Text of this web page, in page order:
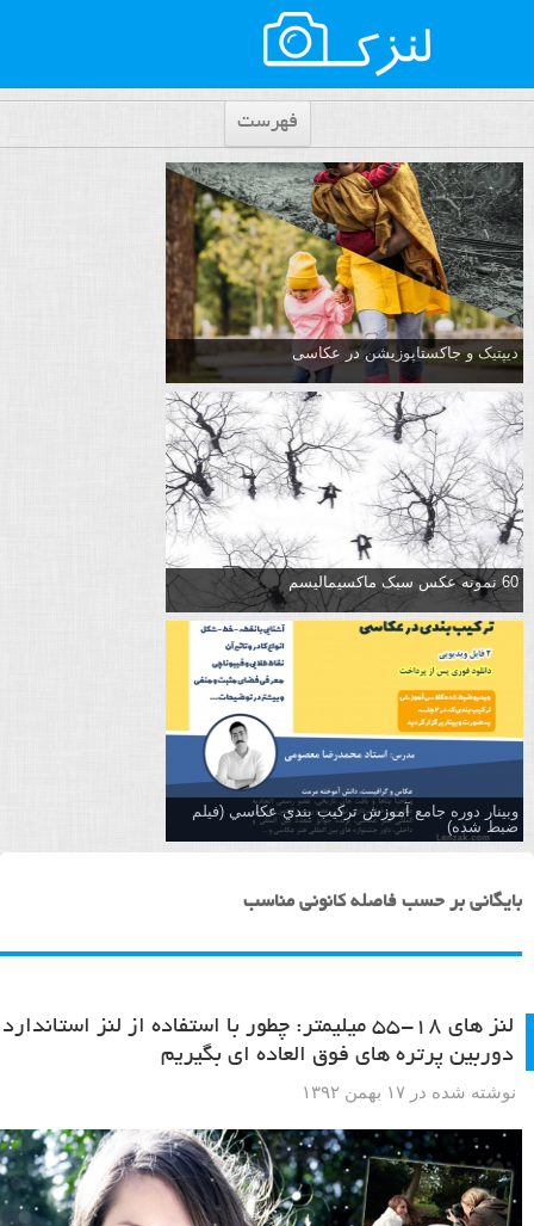
فهرست
دیپتیک و جاکستا‌پوزیشن در عکاسی
60 نمونه عکس سبک ماکسیمالیسم
وبینار دوره جامع آموزش تركيب بندي عكاسي (فیلم
ضبط شده)
بایگانی بر حسب فاصله کانونی مناسب
لنز های ۱۸-۵۵ میلیمتر: چطور با استفاده از لنز استاندارد
دوربین پرتره های فوق العاده ای بگیریم
نوشته شده در ۱۷ بهمن ۱۳۹۲